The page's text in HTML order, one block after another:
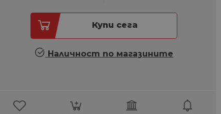
Купи сега
Наличност по магазините